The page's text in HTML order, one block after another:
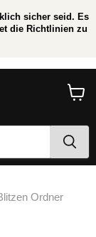
sicher seid. Es
die Richtlinien zu
Ordner